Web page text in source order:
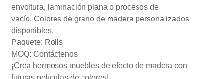
envoltura, laminación plana o procesos de
vacío. Colores de grano de madera personalizados
disponibles.
Paquete: Rolls
MOQ: Contáctenos
¡Crea hermosos muebles de efecto de madera con
futuras películas de colores!